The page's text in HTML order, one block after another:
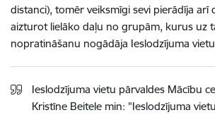
distanci), tomēr veiksmīgi sevi pierādīja arī
aizturot lielāko daļu no grupām, kurus uz
nopratināšanu nogādāja Ieslodzījuma
Ieslodzījuma vietu pārvaldes Mācību
Kristīne Beitele min: "Ieslodzījuma